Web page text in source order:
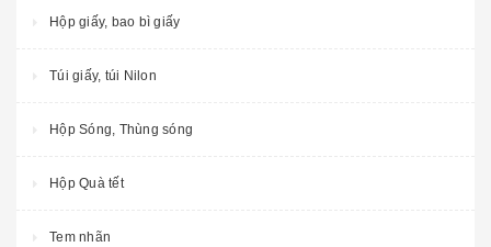
Hộp giấy, bao bì giấy
Túi giấy, túi Nilon
Hộp Sóng, Thùng sóng
Hộp Quà tết
Tem nhãn